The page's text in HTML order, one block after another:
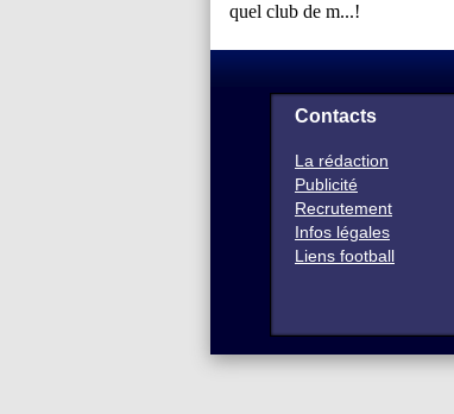
Contacts
La rédaction
Publicité
Recrutement
Infos légales
Liens football